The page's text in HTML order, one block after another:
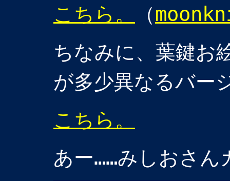
こちら。 （
ちなみに、葉鍵お
が多少異なるバー
こちら。
あー……みしおさん